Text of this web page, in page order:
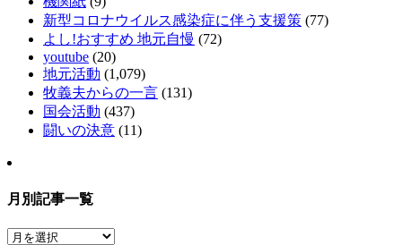
新型コロナウイルス感染症に伴う支援策 (77)
よし!おすすめ 地元自慢 (72)
youtube (20)
地元活動 (1,079)
牧義夫からの一言 (131)
国会活動 (437)
闘いの決意 (11)
月別記事一覧
月